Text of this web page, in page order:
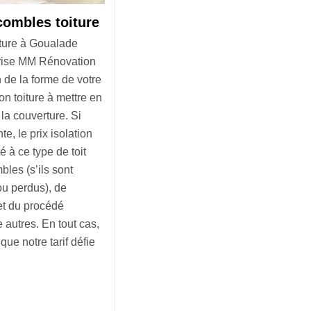
toiture
à Goualade
MM Rénovation
la forme de votre
toiture à mettre en
couverture. Si
le prix isolation
à ce type de toit
(s’ils sont
perdus), de
du procédé
autres. En tout cas,
notre tarif défie